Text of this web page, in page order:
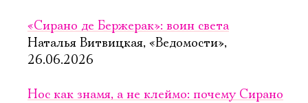
«Сирано де Бержерак»: воин света
Наталья Витвицкая, «Ведомости»,
26.06.2026
Нос как знамя, а не клеймо: почему Сирано